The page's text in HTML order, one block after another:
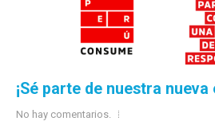
¡Sé parte de nuestra
No hay comentarios.